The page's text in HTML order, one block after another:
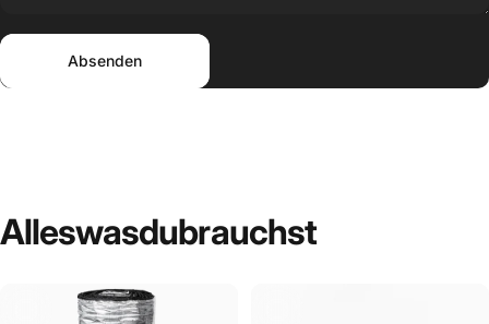
Absenden
Absenden
Alleswasdubrauchst